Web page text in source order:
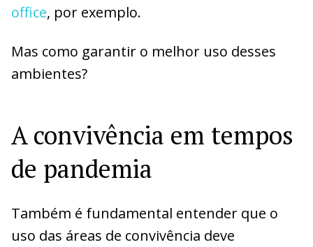
office, por exemplo.
Mas como garantir o melhor uso desses
ambientes?
A convivência em tempos
de pandemia
Também é fundamental entender que o
uso das áreas de convivência deve